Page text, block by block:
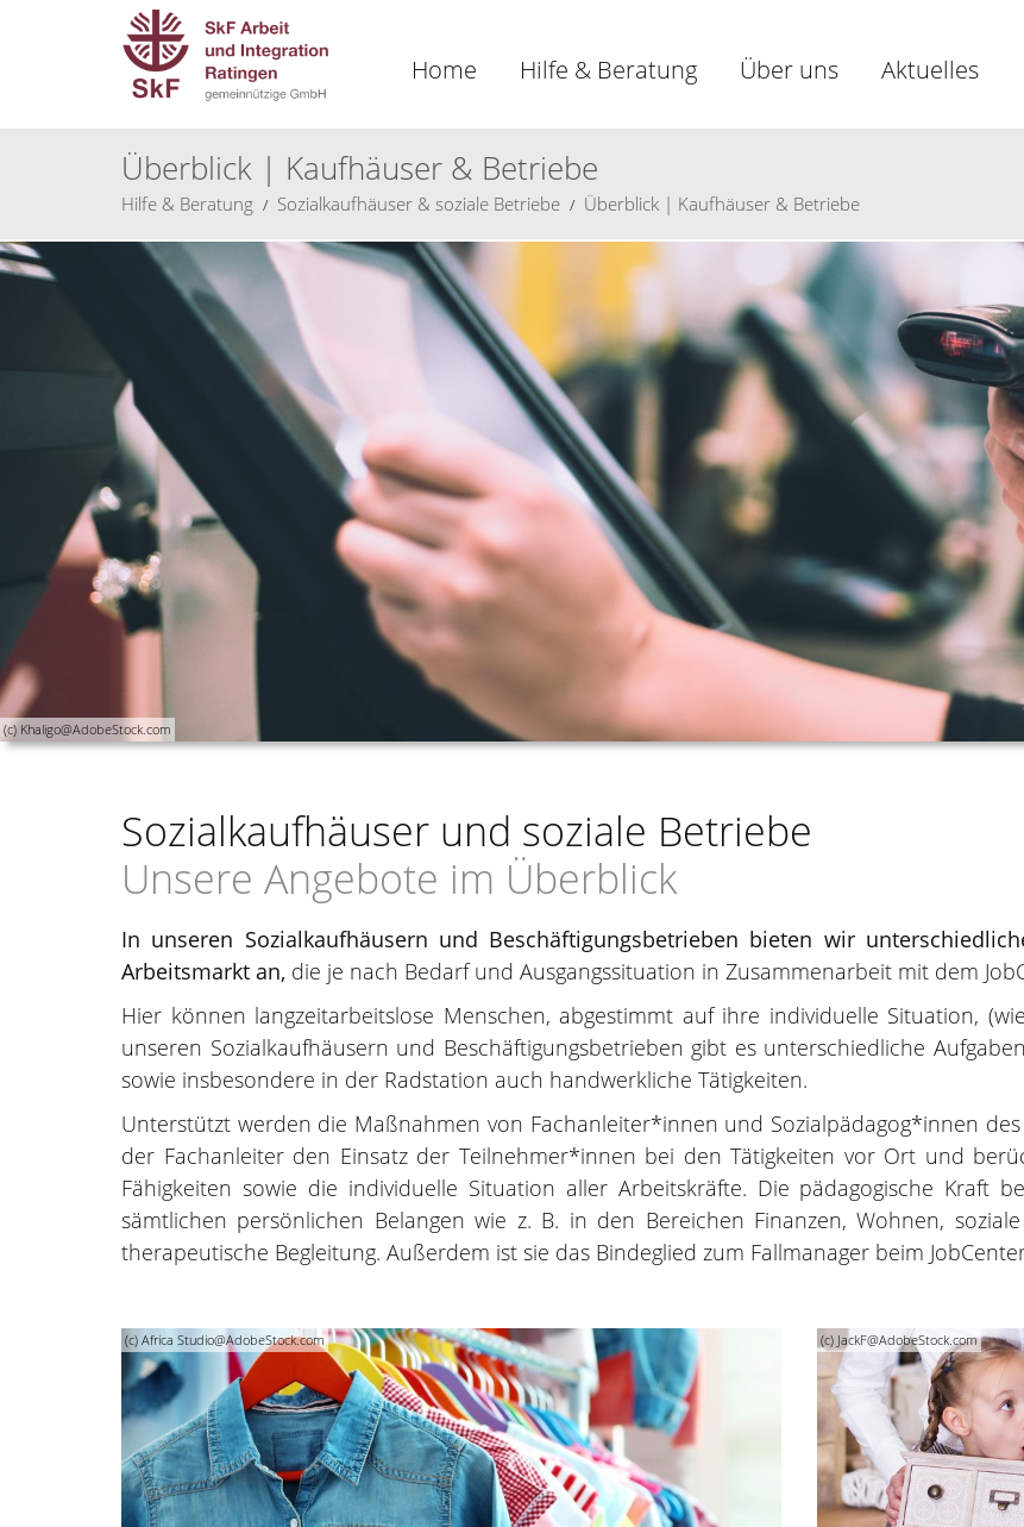
Home Hilfe & Beratung Über uns Aktuelles
Überblick | Kaufhäuser & Betriebe
Hilfe & Beratung Sozialkaufhäuser & soziale Betriebe Überblick | Kaufhäuser & Betriebe
(c) Khaligo@AdobeStock.com
Sozialkaufhäuser und soziale Betriebe
Unsere Angebote im Überblick
In unseren Sozialkaufhäusern und Beschäftigungsbetrieben bieten wir
Arbeitsmarkt an, die je nach Bedarf und Ausgangssituation in Zusammenarbeit mit dem
Hier können langzeitarbeitslose Menschen, abgestimmt auf ihre individuelle Situation,
unseren Sozialkaufhäusern und Beschäftigungsbetrieben gibt es unterschiedliche
sowie insbesondere in der Radstation auch handwerkliche Tätigkeiten.
Unterstützt werden die Maßnahmen von Fachanleiter*innen und Sozialpädagog*innen
der Fachanleiter den Einsatz der Teilnehmer*innen bei den Tätigkeiten vor Ort und
Fähigkeiten sowie die individuelle Situation aller Arbeitskräfte. Die pädagogische Kraft
sämtlichen persönlichen Belangen wie z. B. in den Bereichen Finanzen, Wohnen,
therapeutische Begleitung. Außerdem ist sie das Bindeglied zum Fallmanager beim
(c) Africa Studio@AdobeStock.com (c) JackF@AdobeStock.com